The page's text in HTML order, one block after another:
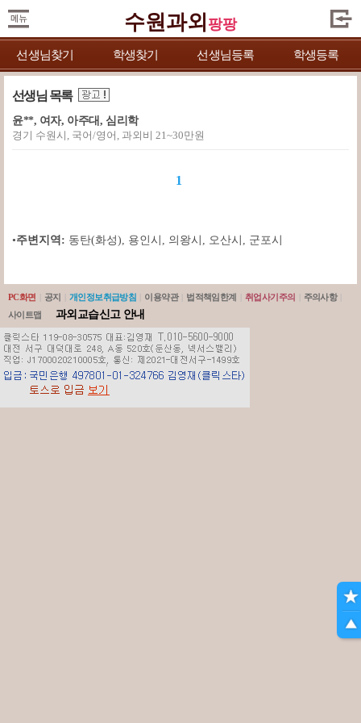
수원과외 팡팡
선생님찾기 학생찾기 선생님등록 학생등록
선생님 목록
윤**, 여자, 아주대, 심리학
경기 수원시, 국어/영어, 과외비 21~30만원
1
•주변지역: 동탄(화성), 용인시 , 의왕시 , 오산시 , 군포시
PC화면 공지 개인정보취급방침 이용약관 법적책임한계 취업사기주의 주의사항
사이트맵
과외교습신고 안내